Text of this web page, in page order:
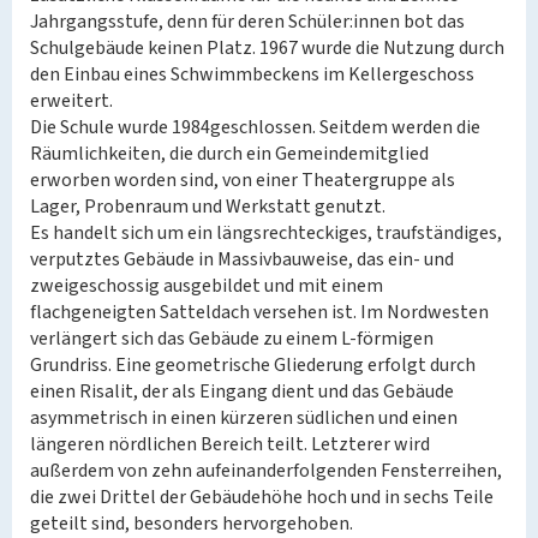
Jahrgangsstufe, denn für deren Schüler:innen bot das
Schulgebäude keinen Platz. 1967 wurde die Nutzung durch
den Einbau eines Schwimmbeckens im Kellergeschoss
erweitert.
Die Schule wurde 1984geschlossen. Seitdem werden die
Räumlichkeiten, die durch ein Gemeindemitglied
erworben worden sind, von einer Theatergruppe als
Lager, Probenraum und Werkstatt genutzt.
Es handelt sich um ein längsrechteckiges, traufständiges,
verputztes Gebäude in Massivbauweise, das ein- und
zweigeschossig ausgebildet und mit einem
flachgeneigten Satteldach versehen ist. Im Nordwesten
verlängert sich das Gebäude zu einem L-förmigen
Grundriss. Eine geometrische Gliederung erfolgt durch
einen Risalit, der als Eingang dient und das Gebäude
asymmetrisch in einen kürzeren südlichen und einen
längeren nördlichen Bereich teilt. Letzterer wird
außerdem von zehn aufeinanderfolgenden Fensterreihen,
die zwei Drittel der Gebäudehöhe hoch und in sechs Teile
geteilt sind, besonders hervorgehoben.